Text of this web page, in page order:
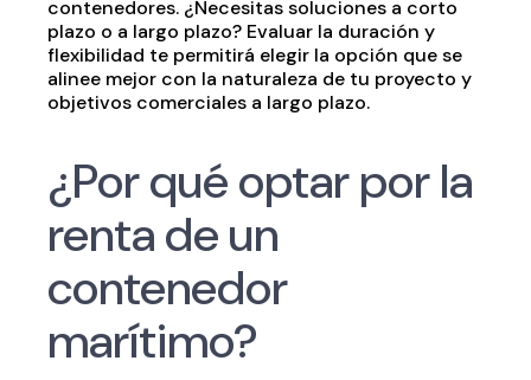
contenedores. ¿Necesitas soluciones a corto
plazo o a largo plazo? Evaluar la duración y
flexibilidad te permitirá elegir la opción que se
alinee mejor con la naturaleza de tu proyecto y
objetivos comerciales a largo plazo.
¿Por qué optar por la
renta de un
contenedor
marítimo?